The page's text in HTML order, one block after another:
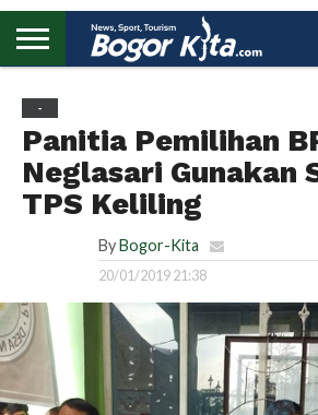
-
Panitia Pemilihan
Neglasari Gunakan
TPS Keliling
By Bogor-Kita
20/01/2019 21:38